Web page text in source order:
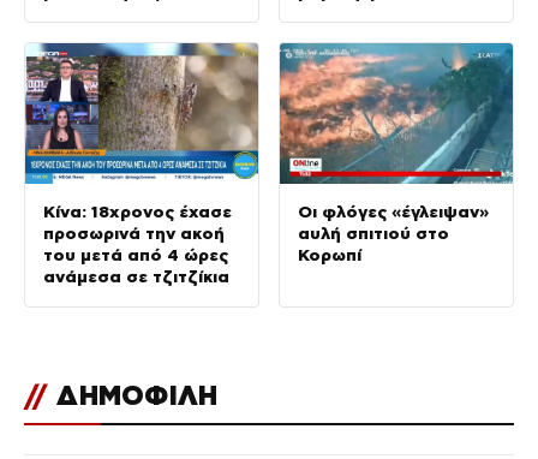
Κίνα: 18χρονος έχασε
προσωρινά την ακοή
του μετά από 4 ώρες
ανάμεσα σε τζιτζίκια
Οι φλόγες «έγλειψαν»
αυλή σπιτιού στο
Κορωπί
// ΔΗΜΟΦΙΛΗ